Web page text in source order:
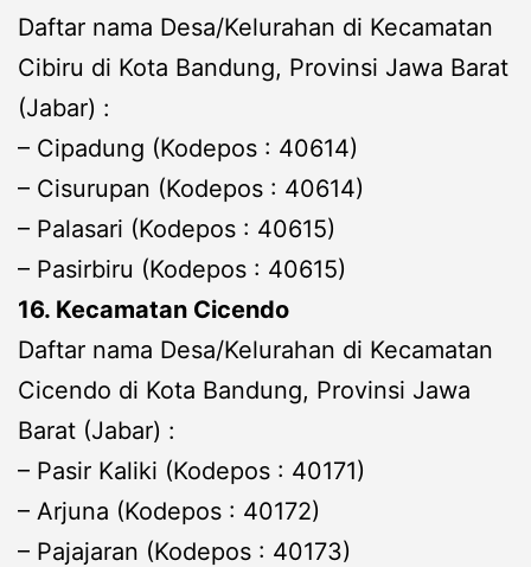
Daftar nama Desa/Kelurahan di Kecamatan
Cibiru di Kota Bandung, Provinsi Jawa Barat
(Jabar) :
– Cipadung (Kodepos : 40614)
– Cisurupan (Kodepos : 40614)
– Palasari (Kodepos : 40615)
– Pasirbiru (Kodepos : 40615)
16. Kecamatan Cicendo
Daftar nama Desa/Kelurahan di Kecamatan
Cicendo di Kota Bandung, Provinsi Jawa
Barat (Jabar) :
– Pasir Kaliki (Kodepos : 40171)
– Arjuna (Kodepos : 40172)
– Pajajaran (Kodepos : 40173)